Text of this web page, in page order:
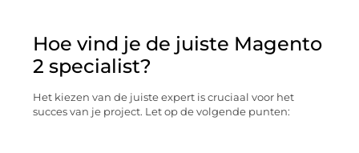
Hoe vind je de juiste Magento
2 specialist?
Het kiezen van de juiste expert is cruciaal voor het
succes van je project. Let op de volgende punten: